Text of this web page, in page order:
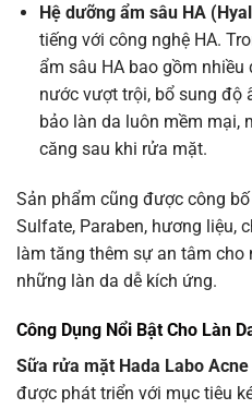
Hệ dưỡng ẩm sâu HA
tiếng với công nghệ HA.
ẩm sâu HA bao gồm
nước vượt trội, bổ sung độ
bảo làn da luôn mềm mại,
căng sau khi rửa mặt.
Sản phẩm cũng được công
Sulfate, Paraben, hương liệu,
làm tăng thêm sự an tâm cho
những làn da dễ kích ứng.
Công Dụng Nổi Bật Cho Làn
Sữa rửa mặt Hada Labo
được phát triển với mục tiêu